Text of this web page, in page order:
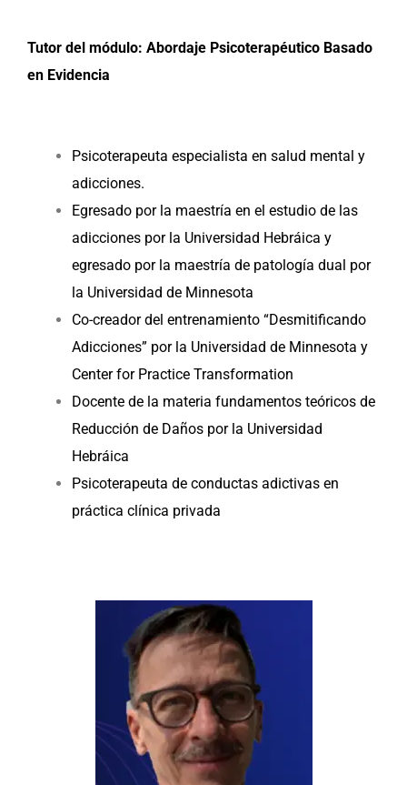
Tutor del módulo: Abordaje Psicoterapéutico Basado
en Evidencia
Psicoterapeuta especialista en salud mental y
adicciones.
Egresado por la maestría en el estudio de las
adicciones por la Universidad Hebráica y
egresado por la maestría de patología dual por
la Universidad de Minnesota
Co-creador del entrenamiento “Desmitificando
Adicciones” por la Universidad de Minnesota y
Center for Practice Transformation
Docente de la materia fundamentos teóricos de
Reducción de Daños por la Universidad
Hebráica
Psicoterapeuta de conductas adictivas en
práctica clínica privada